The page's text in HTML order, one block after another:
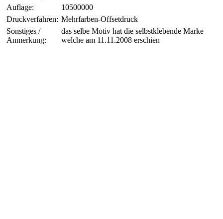
Auflage:
10500000
Druckverfahren: Mehrfarben-Offsetdruck
Sonstiges /
Anmerkung:
das selbe Motiv hat die selbstklebende Marke
welche am 11.11.2008 erschien